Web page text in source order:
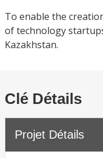
To enable the
of technology
Kazakhstan.
Clé Détails
Projet Détails